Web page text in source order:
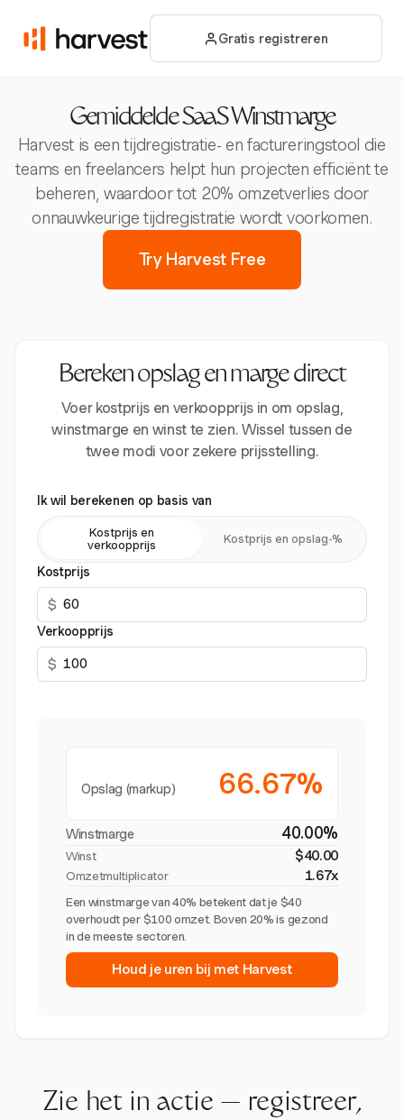
Gratis registreren
Gemiddelde SaaS Winstmarge
Harvest is een tijdregistratie- en factureringstool die
teams en freelancers helpt hun projecten efficiënt te
beheren, waardoor tot 20% omzetverlies door
onnauwkeurige tijdregistratie wordt voorkomen.
Try Harvest Free
Bereken opslag en marge direct
Voer kostprijs en verkoopprijs in om opslag,
winstmarge en winst te zien. Wissel tussen de
twee modi voor zekere prijsstelling.
Ik wil berekenen op basis van
Kostprijs en
verkoopprijs
Kostprijs en opslag-%
Kostprijs
$
Verkoopprijs
$
Opslag (markup) 66.67%
Winstmarge 40.00%
Winst $40.00
Omzetmultiplicator 1.67x
Een winstmarge van 40% betekent dat je $40
overhoudt per $100 omzet. Boven 20% is gezond
in de meeste sectoren.
Houd je uren bij met Harvest
Zie het in actie — registreer,